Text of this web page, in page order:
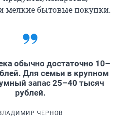
мелкие бытовые покупки.
обычно достаточно 10–
Для семьи в крупном
запас 25–40 тысяч
рублей.
ЧЕРНОВ